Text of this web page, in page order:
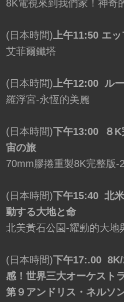
8K電視來到我們家！神奇
(日本時間)上午11:50 エ
艾菲爾鐵塔
(日本時間)上午12:00 ル
羅浮宮-永恆的美麗
(日本時間)下午13:00 ８K
宙の旅
70mm膠捲重製8K完整版-
(日本時間)下午15:40 北
動する大地と命
北美黃石公園-耀動的大地
(日本時間)下午17:.00 8K/
感！世界三大オーケスト
第９アンドリス・ネルソ